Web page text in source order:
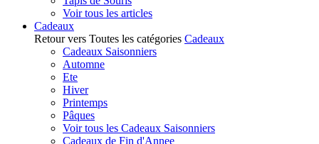
Voir tous les articles
Cadeaux
Retour vers Toutes les catégories Cadeaux
Cadeaux Saisonniers
Automne
Ete
Hiver
Printemps
Pâques
Voir tous les Cadeaux Saisonniers
Cadeaux de Fin d'Annee